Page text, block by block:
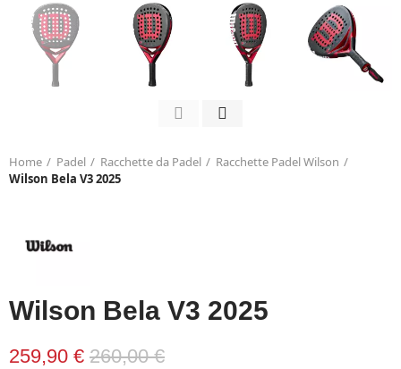
Home Padel Racchette da Padel
Racchette Padel Wilson
Wilson Bela V3 2025
Wilson Bela V3 2025
259,90 € 260,00 €